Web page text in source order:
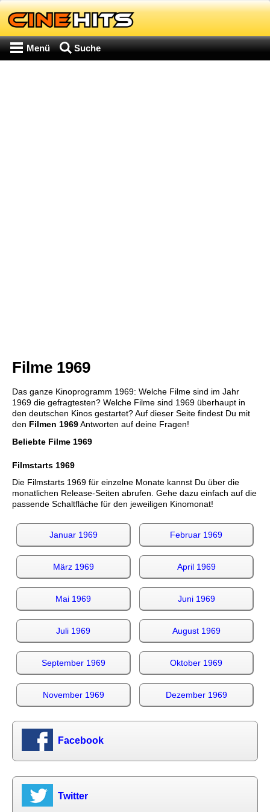
Menü Suche
Filme 1969
Das ganze Kinoprogramm 1969: Welche Filme sind im Jahr
1969 die gefragtesten? Welche Filme sind 1969 überhaupt in
den deutschen Kinos gestartet? Auf dieser Seite findest Du mit
den Filmen 1969Antworten auf deine Fragen!
Beliebte Filme 1969
Filmstarts 1969
Die Filmstarts 1969 für einzelne Monate kannst Du über die
monatlichen Release-Seiten abrufen. Gehe dazu einfach auf die
passende Schaltfläche für den jeweiligen Kinomonat!
Januar 1969 Februar 1969
März 1969 April 1969
Mai 1969 Juni 1969
Juli 1969 August 1969
September 1969 Oktober 1969
November 1969 Dezember 1969
Facebook
Twitter